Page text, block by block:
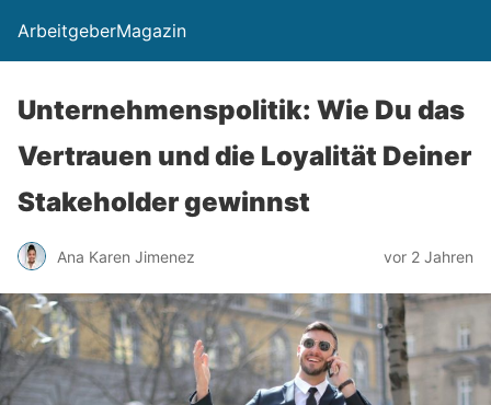
ArbeitgeberMagazin
Unternehmenspolitik: Wie Du das
Vertrauen und die Loyalität Deiner
Stakeholder gewinnst
Ana Karen Jimenez vor 2 Jahren